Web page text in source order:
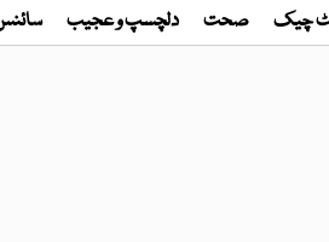
چیک صحت دلچسپ و عجیب